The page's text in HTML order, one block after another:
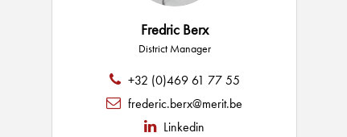
Fredric Berx
District Manager
+32 (0)469 61 77 55
frederic.berx@merit.be
Linkedin